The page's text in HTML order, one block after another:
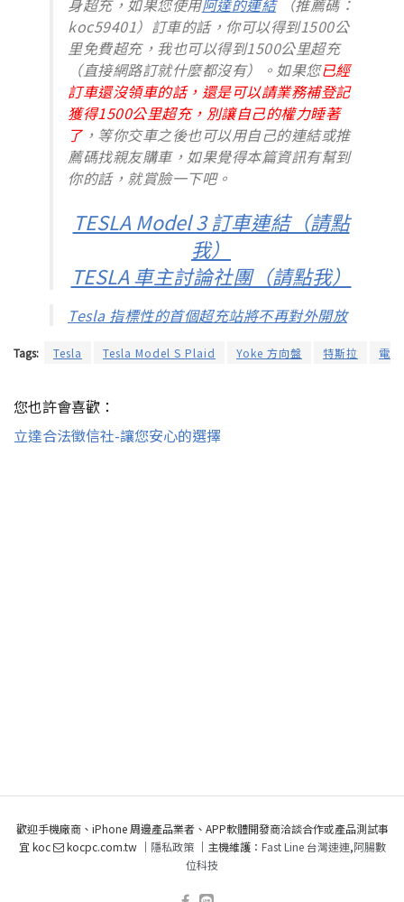
身超充，如果您使用阿達的連結（推薦碼：
koc59401）訂車的話，你可以得到1500公
里免費超充，我也可以得到1500公里超充
（直接網路訂就什麼都沒有）。如果您已經
訂車還沒領車的話，還是可以請業務補登記
獲得1500公里超充，別讓自己的權力睡著
了，等你交車之後也可以用自己的連結或推
薦碼找親友購車，如果覺得本篇資訊有幫到
你的話，就賞臉一下吧。
TESLA Model 3 訂車連結（請點
我）
TESLA 車主討論社團（請點我）
Tesla 指標性的首個超充站將不再對外開放
Tags: Tesla Tesla Model S Plaid Yoke 方向盤 特斯拉 電
您也許會喜歡：
立達合法徵信社-讓您安心的選擇
歡迎手機廠商、iPhone 周邊產品業者、APP軟體開發商洽談合作或產品測試事
宜 koc
kocpc.com.tw ｜ 隱私政策｜主機維護： Fast Line 台灣速連,阿腸數
位科技